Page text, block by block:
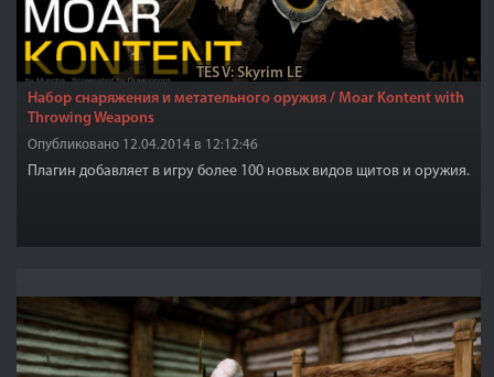
TES V: Skyrim LE
Набор снаряжения и метательного оружия / Moar Kontent with
Throwing Weapons
Опубликовано 12.04.2014 в 12:12:46
Плагин добавляет в игру более 100 новых видов щитов и оружия.